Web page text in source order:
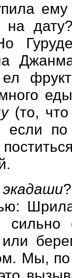
на
(то, что
по
экадаши
сильно
Мы,